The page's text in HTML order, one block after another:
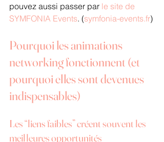
pouvez aussi passer par le site de
SYMFONIA Events. (symfonia-events.fr)
Pourquoi les animations
networking fonctionnent (et
pourquoi elles sont devenues
indispensables)
Les “liens faibles” créent souvent les
meilleures opportunités